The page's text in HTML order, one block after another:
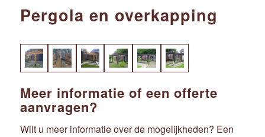
Pergola en overkapping
Meer informatie of een offerte
aanvragen?
Wilt u meer informatie over de mogelijkheden? Een